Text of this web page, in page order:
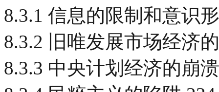
8.3.1 信息的限制和意识
8.3.2 旧唯发展市场经济
8.3.3 中央计划经济的崩